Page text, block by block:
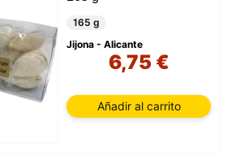
165 g
Jijona - Alicante
6,75 €
Añadir al carrito